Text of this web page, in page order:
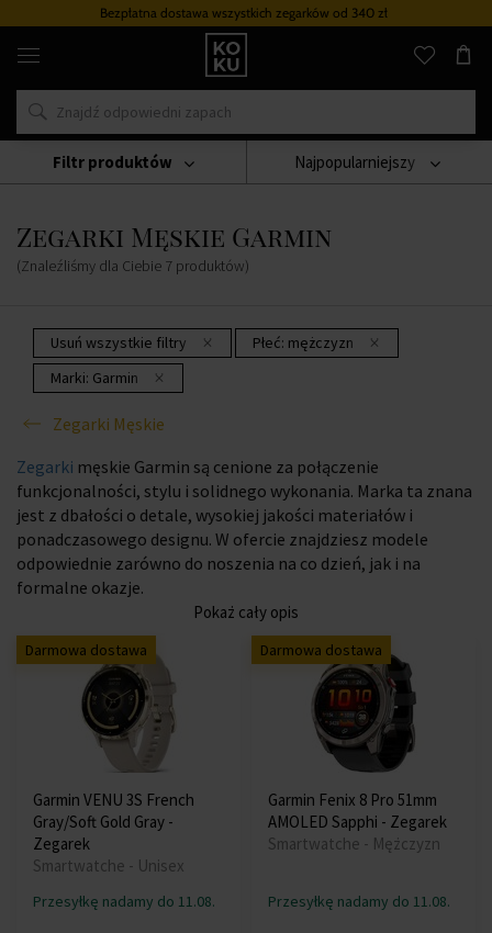
Bezpłatna dostawa wszystkich zegarkówod 340 zł
Oryginalne
perfumy
zegarki
w
miejscu
Zegarki
Zegarki Męskie Zegarki Męskie Garmin
Zegarki Męskie Garmin
(Znaleźliśmy dla Ciebie 7 produktów)
Najpopularniejszy
Usuń wszystkie filtry Płeć: mężczyzn
Marki: Garmin
Zegarki Męskie
Filtr produktów
Zegarki męskie Garmin są cenione za połączenie
funkcjonalności, stylu i solidnego wykonania. Marka ta znana
jest z dbałości o detale, wysokiej jakości materiałów i
ponadczasowego designu. W ofercie znajdziesz modele
odpowiednie zarówno do noszenia na co dzień, jak i na
formalne okazje.
Pokaż cały opis
Darmowa dostawa
Garmin VENU 3S French
Gray/Soft Gold Gray -
Zegarek
Smartwatche - Unisex
Przesyłkę nadamy do 11.08.
Darmowa dostawa
Garmin Fenix 8 Pro 51mm
AMOLED Sapphi - Zegarek
Smartwatche - Mężczyzn
Przesyłkę nadamy do 11.08.